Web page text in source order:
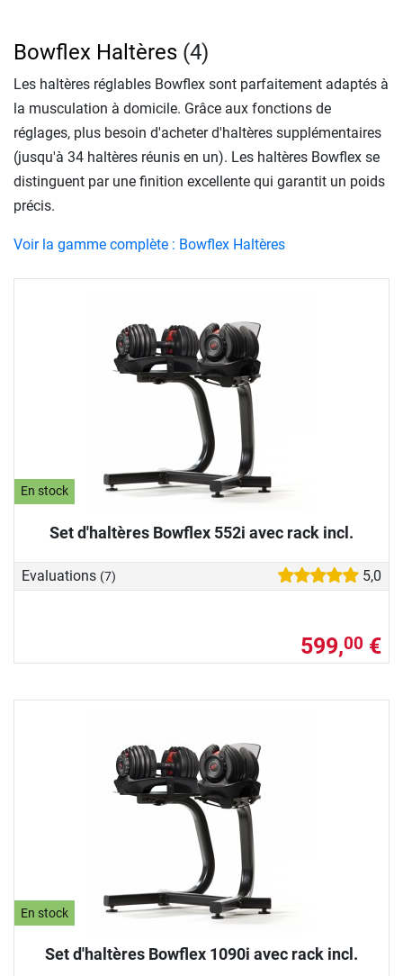
En stock
Set d'haltères Bowflex 552i avec rack incl.
Evaluations (7) 5,0
599,00 €
En stock
Set d'haltères Bowflex 1090i avec rack incl.
Bowflex Haltères (4)
Les haltères réglables Bowflex sont parfaitement adaptés à
la musculation à domicile. Grâce aux fonctions de
réglages, plus besoin d'acheter d'haltères supplémentaires
(jusqu'à 34 haltères réunis en un). Les haltères Bowflex se
distinguent par une finition excellente qui garantit un poids
précis.
Voir la gamme complète : Bowflex Haltères